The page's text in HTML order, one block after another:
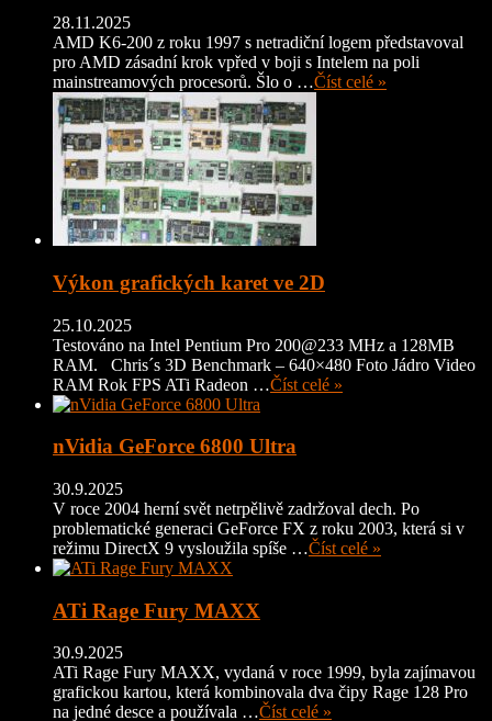
28.11.2025
AMD K6-200 z roku 1997 s netradiční logem představoval
pro AMD zásadní krok vpřed v boji s Intelem na poli
mainstreamových procesorů. Šlo o …Číst celé »
Výkon grafických karet ve 2D
25.10.2025
Testováno na Intel Pentium Pro 200@233 MHz a 128MB
RAM. Chris´s 3D Benchmark – 640×480 Foto Jádro Video
RAM Rok FPS ATi Radeon …Číst celé »
nVidia GeForce 6800 Ultra
30.9.2025
V roce 2004 herní svět netrpělivě zadržoval dech. Po
problematické generaci GeForce FX z roku 2003, která si v
režimu DirectX 9 vysloužila spíše …Číst celé »
ATi Rage Fury MAXX
30.9.2025
ATi Rage Fury MAXX, vydaná v roce 1999, byla zajímavou
grafickou kartou, která kombinovala dva čipy Rage 128 Pro
na jedné desce a používala …Číst celé »